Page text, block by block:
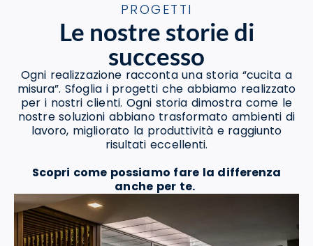
PROGETTI
Le nostre storie di
successo
Ogni realizzazione racconta una storia “cucita a
misura”. Sfoglia i progetti che abbiamo realizzato
per i nostri clienti. Ogni storia dimostra come le
nostre soluzioni abbiano trasformato ambienti di
lavoro, migliorato la produttività e raggiunto
risultati eccellenti.
Scopri come possiamo fare la differenza
anche per te.